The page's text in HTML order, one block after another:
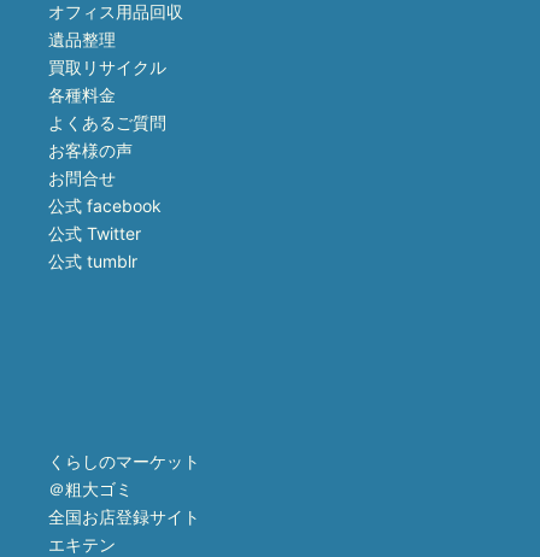
オフィス用品回収
遺品整理
買取リサイクル
各種料金
よくあるご質問
お客様の声
お問合せ
公式 facebook
公式 Twitter
公式 tumblr
くらしのマーケット
＠粗大ゴミ
全国お店登録サイト
エキテン